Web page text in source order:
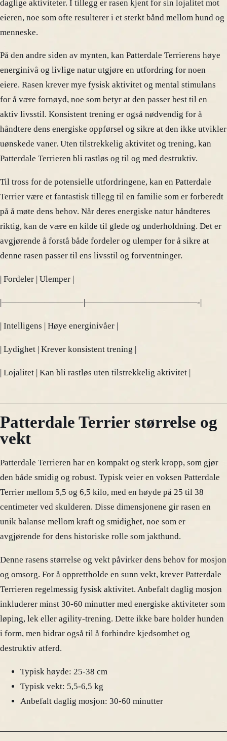
daglige aktiviteter. I tillegg er rasen kjent for sin lojalitet mot
eieren, noe som ofte resulterer i et sterkt bånd mellom hund og
menneske.
På den andre siden av mynten, kan Patterdale Terrierens høye
energinivå og livlige natur utgjøre en utfordring for noen
eiere. Rasen krever mye fysisk aktivitet og mental stimulans
for å være fornøyd, noe som betyr at den passer best til en
aktiv livsstil. Konsistent trening er også nødvendig for å
håndtere dens energiske oppførsel og sikre at den ikke utvikler
uønskede vaner. Uten tilstrekkelig aktivitet og trening, kan
Patterdale Terrieren bli rastløs og til og med destruktiv.
Til tross for de potensielle utfordringene, kan en Patterdale
Terrier være et fantastisk tillegg til en familie som er forberedt
på å møte dens behov. Når deres energiske natur håndteres
riktig, kan de være en kilde til glede og underholdning. Det er
avgjørende å forstå både fordeler og ulemper for å sikre at
denne rasen passer til ens livsstil og forventninger.
| Fordeler | Ulemper |
|—————————–|—————————————-|
| Intelligens | Høye energinivåer |
| Lydighet | Krever konsistent trening |
| Lojalitet | Kan bli rastløs uten tilstrekkelig aktivitet |
Patterdale Terrier størrelse og
vekt
Patterdale Terrieren har en kompakt og sterk kropp, som gjør
den både smidig og robust. Typisk veier en voksen Patterdale
Terrier mellom 5,5 og 6,5 kilo, med en høyde på 25 til 38
centimeter ved skulderen. Disse dimensjonene gir rasen en
unik balanse mellom kraft og smidighet, noe som er
avgjørende for dens historiske rolle som jakthund.
Denne rasens størrelse og vekt påvirker dens behov for mosjon
og omsorg. For å opprettholde en sunn vekt, krever Patterdale
Terrieren regelmessig fysisk aktivitet. Anbefalt daglig mosjon
inkluderer minst 30-60 minutter med energiske aktiviteter som
løping, lek eller agility-trening. Dette ikke bare holder hunden
i form, men bidrar også til å forhindre kjedsomhet og
destruktiv atferd.
Typisk høyde: 25-38 cm
Typisk vekt: 5,5-6,5 kg
Anbefalt daglig mosjon: 30-60 minutter